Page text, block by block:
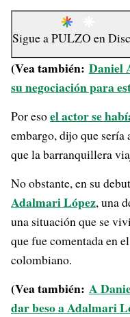
Sigue aPULZO en
(Vea también: Daniel
su negociación para
Por esoel actor se
embargo, dijo que sería
que la barranquillera
No obstante, en su
Adalmari López, una
una situación que se
que fue comentada en
colombiano.
(Vea también: A
dar beso a Adalmari